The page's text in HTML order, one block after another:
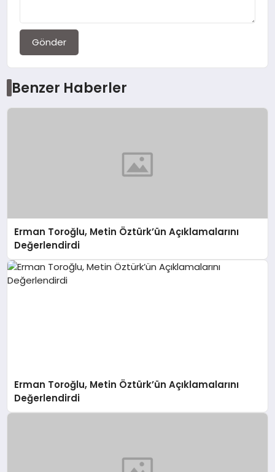
Gönder
Benzer Haberler
Erman Toroğlu, Metin Öztürk’ün Açıklamalarını
Değerlendirdi
Erman Toroğlu, Metin Öztürk’ün Açıklamalarını
Değerlendirdi